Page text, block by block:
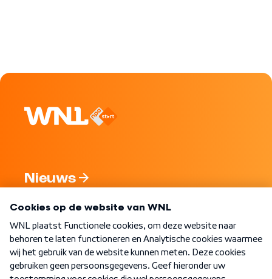
Nieuws
Nieuwsbrief
Word Lid